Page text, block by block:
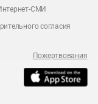
СМИ
согласия
Пожертвования